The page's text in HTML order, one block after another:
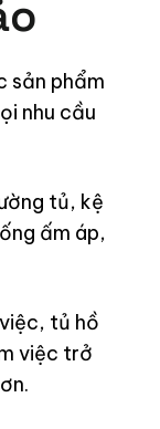
sản phẩm
nhu cầu
tủ, kệ
ấm áp,
tủ hồ
việc trở